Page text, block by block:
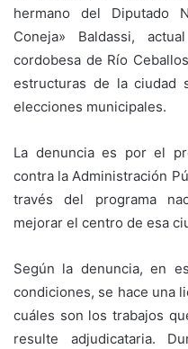
hermano del Diputado
Coneja» Baldassi,
cordobesa de Río
estructuras de la ciudad
elecciones municipales.
La denuncia es por el
contra la Administración
través del programa
mejorar el centro de esa
Según la denuncia, en
condiciones, se hace una
cuáles son los trabajos
resulte adjudicataria.